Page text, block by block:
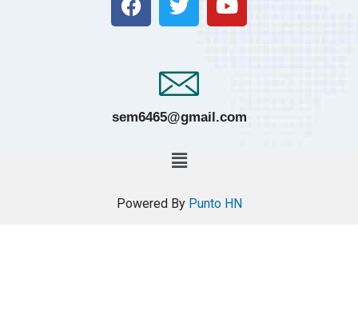
sem6465@gmail.com
Powered By Punto HN